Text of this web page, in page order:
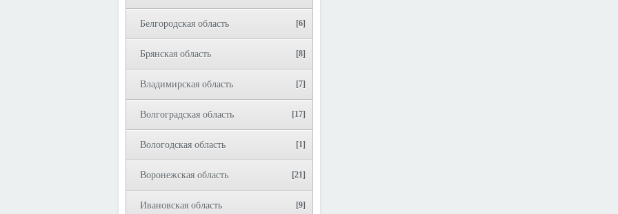
Белгородская область [6]
Брянская область [8]
Владимирская область [7]
Волгоградская область [17]
Вологодская область [1]
Воронежская область [21]
Ивановская область [9]